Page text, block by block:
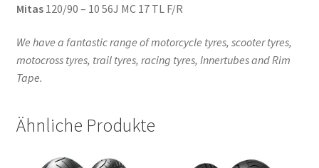
Mitas120/90 – 10 56J MC 17 TL F/R
We have a fantastic range of motorcycle tyres, scooter tyres,
motocross tyres, trail tyres, racing tyres, Innertubes and Rim
Tape.
Ähnliche Produkte